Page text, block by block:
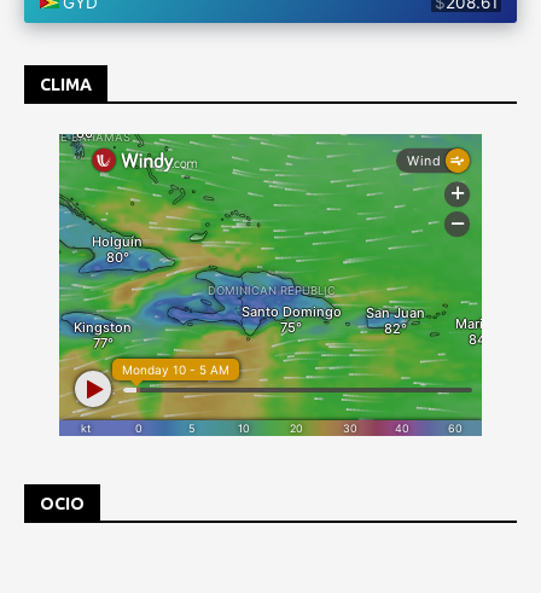
CLIMA
OCIO